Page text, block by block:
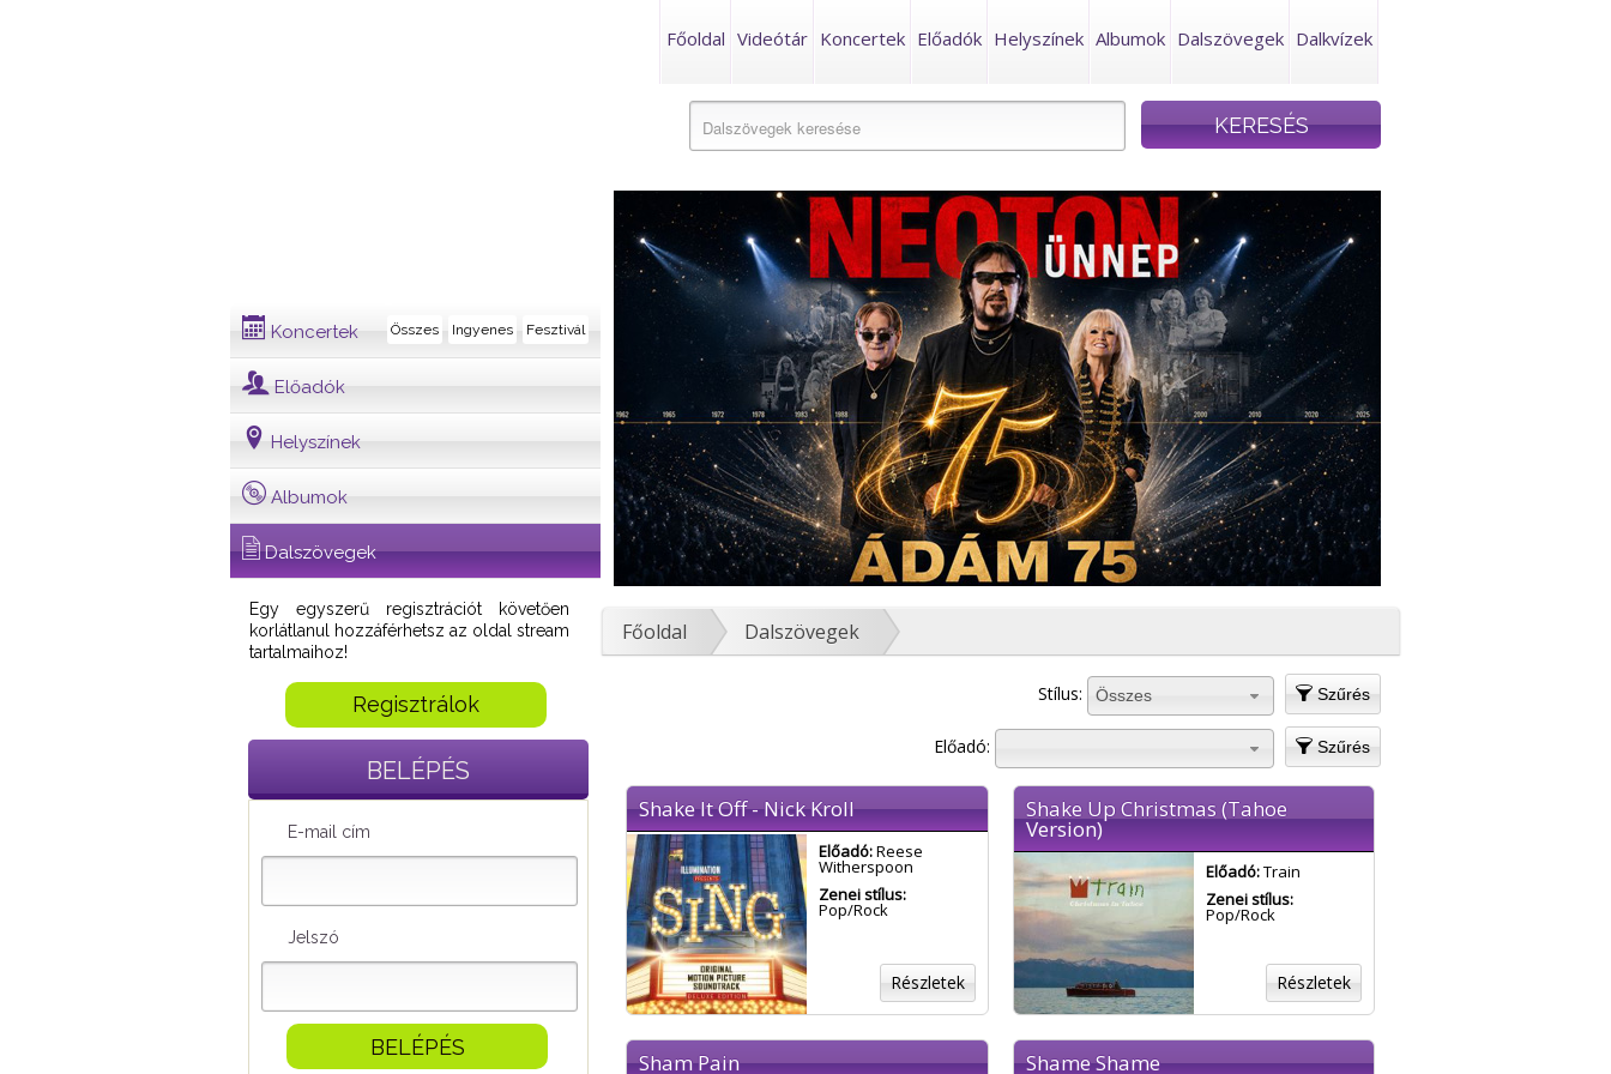
Főoldal Videótár Koncertek Előadók Helyszínek Albumok Dalszövegek Dalkvízek
Koncertek Fesztivál
Ingyenes
Összes
Előadók
Helyszínek
Albumok
Dalszövegek
Egy egyszerű regisztrációt követően
korlátlanul hozzáférhetsz az oldal stream
tartalmaihoz!
Regisztrálok
BELÉPÉS
E-mail cím
Jelszó
Főoldal Dalszövegek
Stílus: Összes Szűrés
Előadó: Szűrés
Shake It Off - Nick Kroll
Előadó:Reese
Witherspoon
Zenei stílus:
Pop/Rock
Részletek
Shake Up Christmas (Tahoe
Version)
Előadó:Train
Zenei stílus:
Pop/Rock
Részletek
Sham Pain Shame Shame